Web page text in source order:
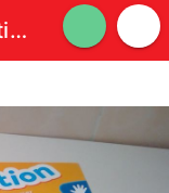
Mes jeux de petite section (Ravensburger)